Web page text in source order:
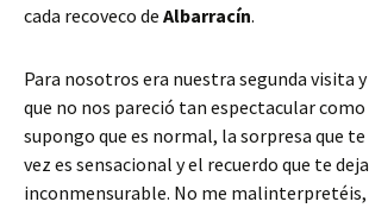
cada recoveco de Albarracín.
Para nosotros era nuestra segunda visita
que no nos pareció tan espectacular
supongo que es normal, la sorpresa que
vez es sensacional y el recuerdo que te
inconmensurable. No me